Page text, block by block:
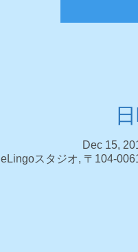
Dec 15,
eLingoスタジオ, 〒104-